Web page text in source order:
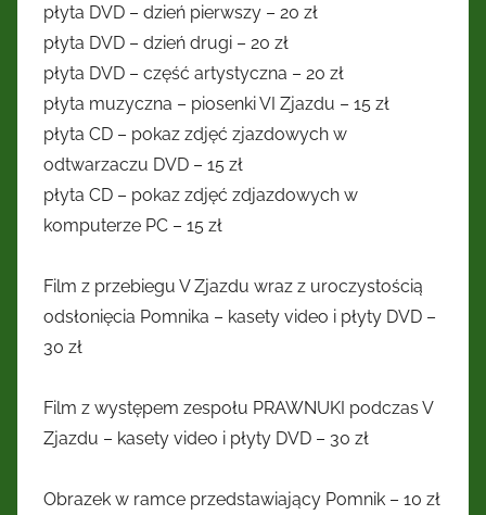
płyta DVD – dzień pierwszy – 20 zł
płyta DVD – dzień drugi – 20 zł
płyta DVD – część artystyczna – 20 zł
płyta muzyczna – piosenki VI Zjazdu – 15 zł
płyta CD – pokaz zdjęć zjazdowych w
odtwarzaczu DVD – 15 zł
płyta CD – pokaz zdjęć zdjazdowych w
komputerze PC – 15 zł
Film z przebiegu V Zjazdu wraz z uroczystością
odsłonięcia Pomnika – kasety video i płyty DVD –
30 zł
Film z występem zespołu PRAWNUKI podczas V
Zjazdu – kasety video i płyty DVD – 30 zł
Obrazek w ramce przedstawiający Pomnik – 10 zł